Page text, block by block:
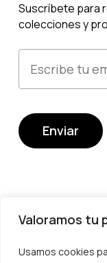
Valoramos tu
Usamos cookies
Suscríbete para
colecciones y